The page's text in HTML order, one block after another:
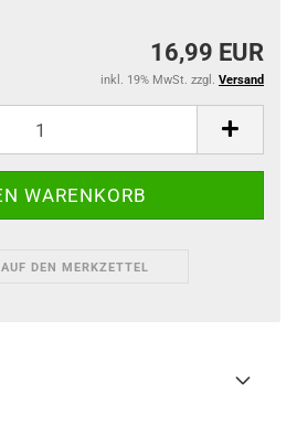
16,99 EUR
inkl. 19% MwSt. zzgl. Versand
AUF DEN MERKZETTEL